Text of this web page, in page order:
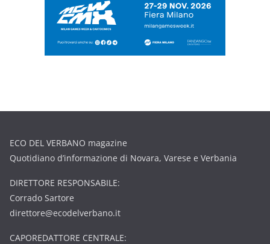
ECO DEL VERBANO magazine
Quotidiano d’informazione di Novara, Varese e Verbania
DIRETTORE RESPONSABILE:
Corrado Sartore
direttore@ecodelverbano.it
CAPOREDATTORE CENTRALE: